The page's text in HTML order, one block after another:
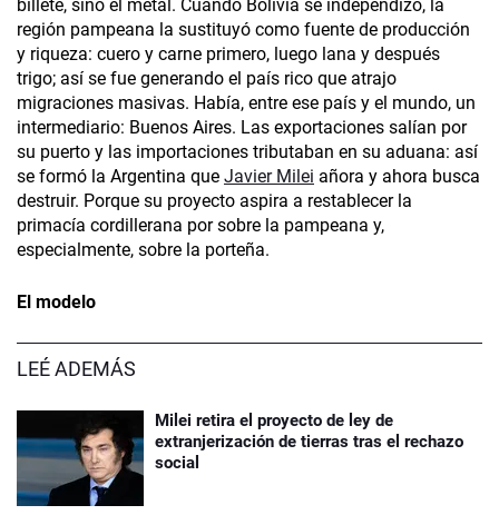
billete, sino el metal. Cuando Bolivia se independizó, la
región pampeana la sustituyó como fuente de producción
y riqueza: cuero y carne primero, luego lana y después
trigo; así se fue generando el país rico que atrajo
migraciones masivas. Había, entre ese país y el mundo, un
intermediario: Buenos Aires. Las exportaciones salían por
su puerto y las importaciones tributaban en su aduana: así
se formó la Argentina que Javier Milei añora y ahora busca
destruir. Porque su proyecto aspira a restablecer la
primacía cordillerana por sobre la pampeana y,
especialmente, sobre la porteña.
El modelo
LEÉ ADEMÁS
Milei retira el proyecto de ley de
extranjerización de tierras tras el rechazo
social